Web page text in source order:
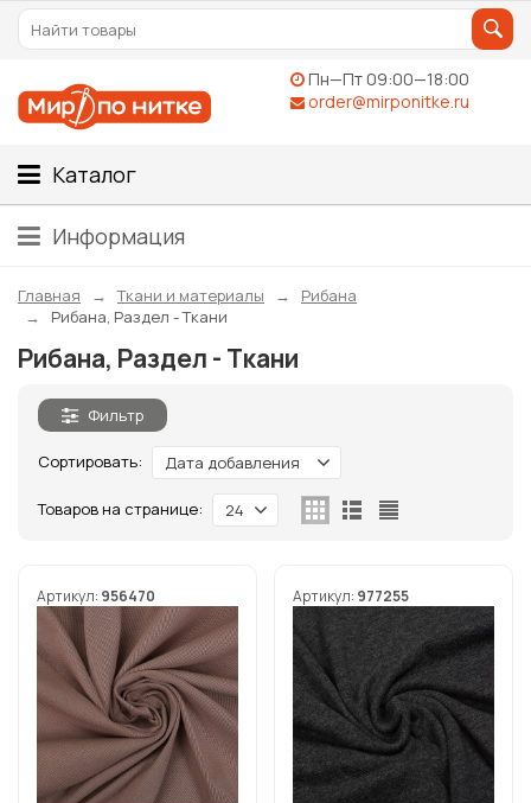
Пн—Пт 09:00—18:00
order@mirponitke.ru
Каталог
Информация
Главная Ткани и материалы
Рибана
Рибана, Раздел - Ткани
Рибана, Раздел - Ткани
Фильтр
Сортировать: Дата добавления
Товаров на странице: 24
Артикул: 956470 Артикул: 977255